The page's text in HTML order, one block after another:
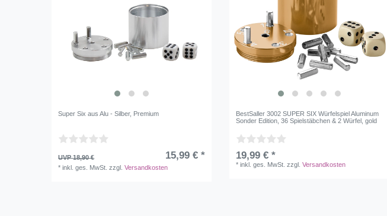
Super Six aus Alu - Silber, Premium
UVP 18,90 € 15,99 € *
*inkl. ges. MwSt. zzgl.Versandkosten
BestSaller 3002 SUPER SIX Würfelspiel Aluminum
Sonder Edition, 36 Spielstäbchen & 2 Würfel, gold
19,99 € *
*inkl. ges. MwSt. zzgl.Versandkosten